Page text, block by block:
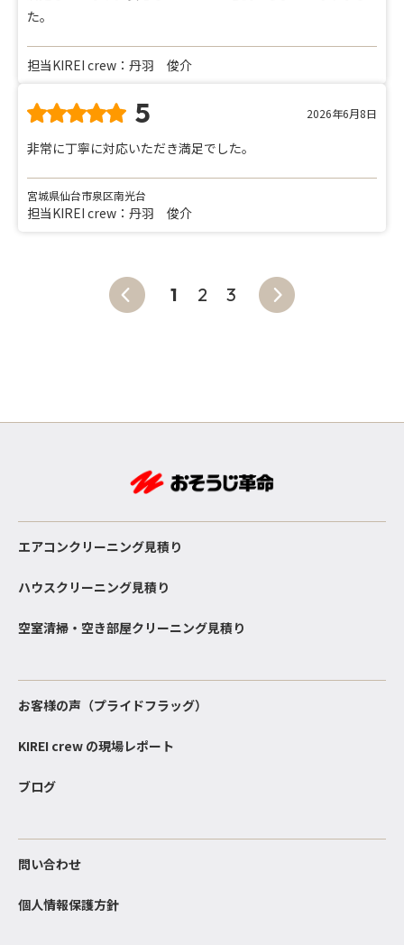
た。
担当KIREI crew：丹羽 俊介
5 2026年6月8日
非常に丁寧に対応いただき満足でした。
宮城県仙台市泉区南光台
担当KIREI crew：丹羽 俊介
1 2 3
エアコンクリーニング見積り
ハウスクリーニング見積り
空室清掃・空き部屋クリーニング見積り
お客様の声（プライドフラッグ）
KIREI crew の現場レポート
ブログ
問い合わせ
個人情報保護方針